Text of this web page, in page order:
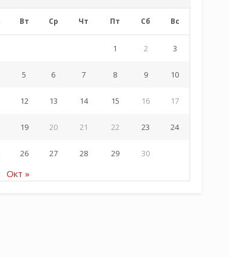
Вт Ср Чт Пт Сб Вс
1 2 3
5 6 7 8 9 10
12 13 14 15 16 17
19 20 21 22 23 24
26 27 28 29 30
Окт »